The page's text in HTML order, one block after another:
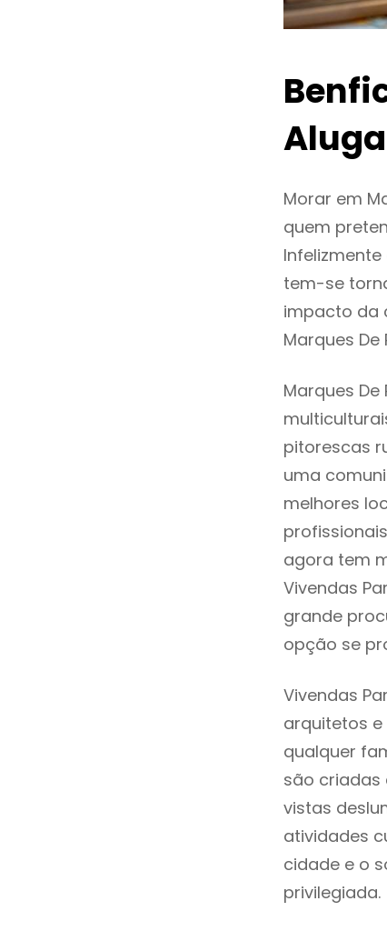
Morar em
quem
tem-se
impacto da
Marques
Marques
pitorescas
uma
melhores
agora tem
Vivendas
grande
opção se
Vivendas
arquitetos
qualquer
são criadas
vistas
atividades
cidade e o
privilegiada.